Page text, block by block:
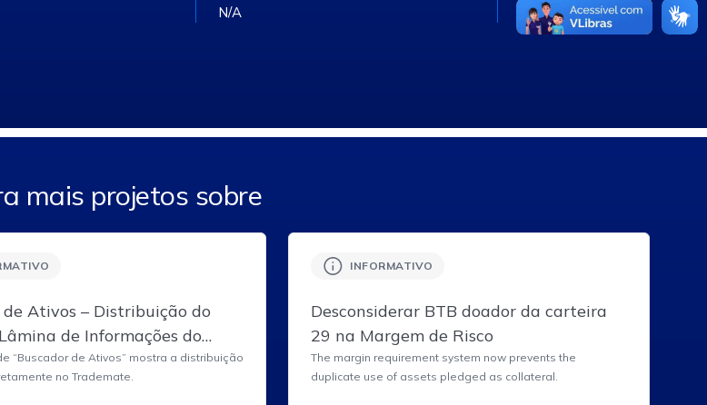
N/A N/A
mais projetos sobre
de Ativos – Distribuição do
de Informações do
“Buscador de Ativos” mostra a distribuição
no Trademate.
INFORMATIVO
Desconsiderar BTB doador da carteira
29 na Margem de Risco
The margin requirement system now prevents the
duplicate use of assets pledged as collateral.